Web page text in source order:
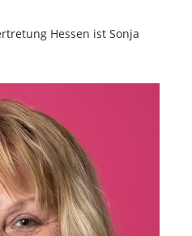
Hessen ist Sonja